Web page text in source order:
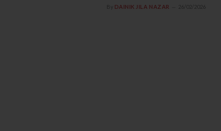
By DAINIK JILA NAZAR 26/02/2026